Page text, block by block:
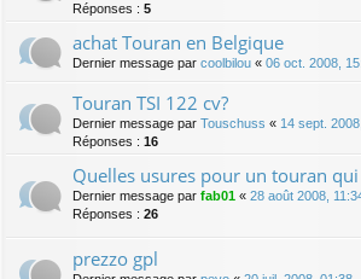
Réponses : 5
achat Touran en Belgique
Dernier message par coolbilou « 06 oct. 2008,
Touran TSI 122 cv?
Dernier message par Touschuss « 14 sept.
Réponses : 16
Quelles usures pour un touran
Dernier message par fab01 « 28 août 2008,
Réponses : 26
prezzo gpl